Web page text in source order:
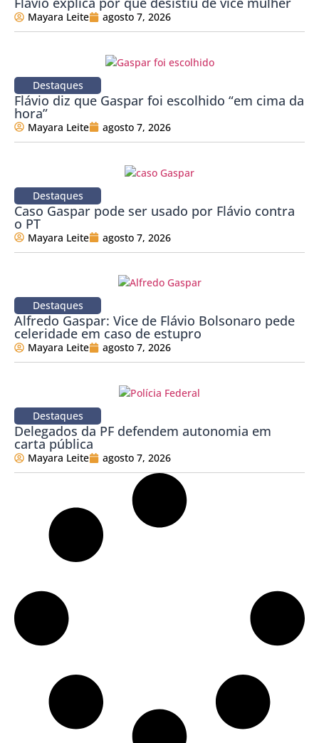
Mayara Leite agosto 7, 2026
Destaques
Flávio diz que Gaspar foi escolhido “em cima da
hora”
Mayara Leite agosto 7, 2026
Destaques
Caso Gaspar pode ser usado por Flávio contra
o PT
Mayara Leite agosto 7, 2026
Destaques
Alfredo Gaspar: Vice de Flávio Bolsonaro pede
celeridade em caso de estupro
Mayara Leite agosto 7, 2026
Destaques
Delegados da PF defendem autonomia em
carta pública
Mayara Leite agosto 7, 2026